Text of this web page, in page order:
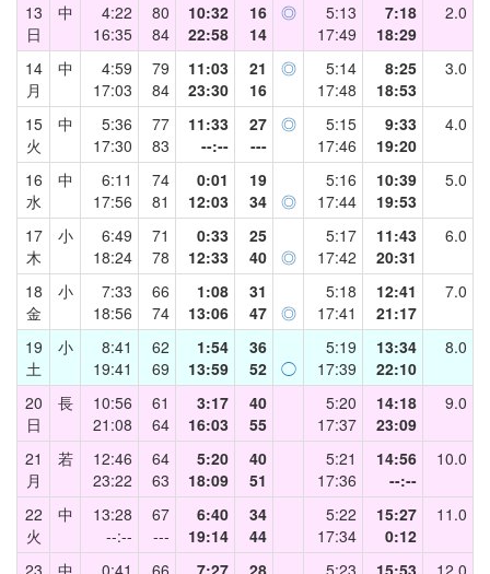
13
日
中
4:22
16:35
80
84
10:32
22:58
16
14
◎
5:13
17:49
7:18
18:29
2.0
14
月
中
4:59
17:03
79
84
11:03
23:30
21
16
◎
5:14
17:48
8:25
18:53
3.0
15
火
中
5:36
17:30
77
83
11:33
--:--
27
---
◎
5:15
17:46
9:33
19:20
4.0
16
水
中
6:11
17:56
74
81
0:01
12:03
19
34
◎
5:16
17:44
10:39
19:53
5.0
17
木
小
6:49
18:24
71
78
0:33
12:33
25
40
◎
5:17
17:42
11:43
20:31
6.0
18
金
小
7:33
18:56
66
74
1:08
13:06
31
47
◎
5:18
17:41
12:41
21:17
7.0
19
土
小
8:41
19:41
62
69
1:54
13:59
36
52
◯
5:19
17:39
13:34
22:10
8.0
20
日
長
10:56
21:08
61
64
3:17
16:03
40
55
5:20
17:37
14:18
23:09
9.0
21
月
若
12:46
23:22
64
63
5:20
18:09
40
51
5:21
17:36
14:56
--:--
10.0
22
火
中
13:28
--:--
67
---
6:40
19:14
34
44
5:22
17:34
15:27
0:12
11.0
23
中
0:41
66
7:27
28
5:23
15:53
12.0